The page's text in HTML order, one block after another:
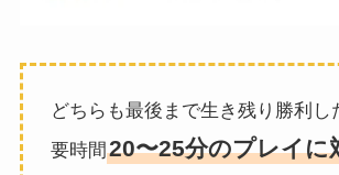
どちらも最後まで生き残り勝利し
要時間20〜25分のプレイに